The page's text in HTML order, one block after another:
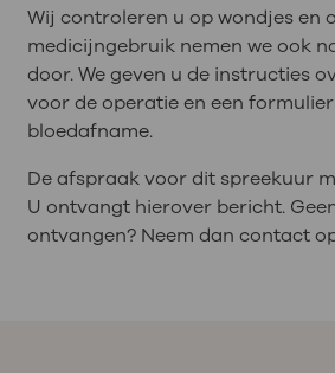
Wij controleren u op wondjes en
medicijngebruik nemen we ook
door. We geven u de instructies
voor de operatie en een
bloedafname.
De afspraak voor dit spreekuur
U ontvangt hierover bericht.
ontvangen? Neem dan contact